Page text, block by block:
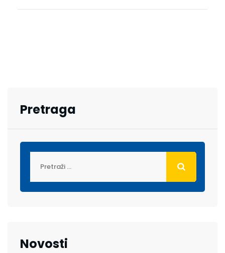
Pretraga
Novosti